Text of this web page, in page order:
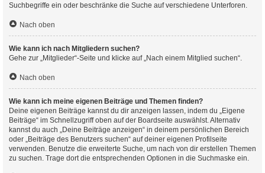
Suchbegriffe ein oder beschränke die Suche auf verschiedene Unterforen.
Nach oben
Wie kann ich nach Mitgliedern suchen?
Gehe zur „Mitglieder“-Seite und klicke auf „Nach einem Mitglied suchen“.
Nach oben
Wie kann ich meine eigenen Beiträge und Themen finden?
Deine eigenen Beiträge kannst du dir anzeigen lassen, indem du „Eigene
Beiträge“ im Schnellzugriff oben auf der Boardseite auswählst. Alternativ
kannst du auch „Deine Beiträge anzeigen“ in deinem persönlichen Bereich
oder „Beiträge des Benutzers suchen“ auf deiner eigenen Profilseite
verwenden. Benutze die erweiterte Suche, um nach von dir erstellen Themen
zu suchen. Trage dort die entsprechenden Optionen in die Suchmaske ein.